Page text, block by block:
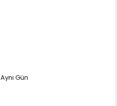
Aynı Gün